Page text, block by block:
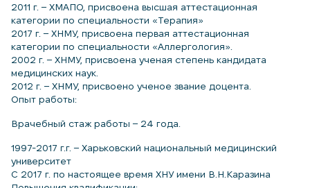
2011 г. – ХМАПО, присвоена высшая аттестационная
категории по специальности «Терапия»
2017 г. – ХНМУ, присвоена первая аттестационная
категории по специальности «Аллергология».
2002 г. – ХНМУ, присвоена ученая степень кандидата
медицинских наук.
2012 г. – ХНМУ, присвоено ученое звание доцента.
Опыт работы:
Врачебный стаж работы – 24 года.
1997-2017 г.г. – Харьковский национальный медицинский
университет
С 2017 г. по настоящее время ХНУ имени В.Н.Каразина